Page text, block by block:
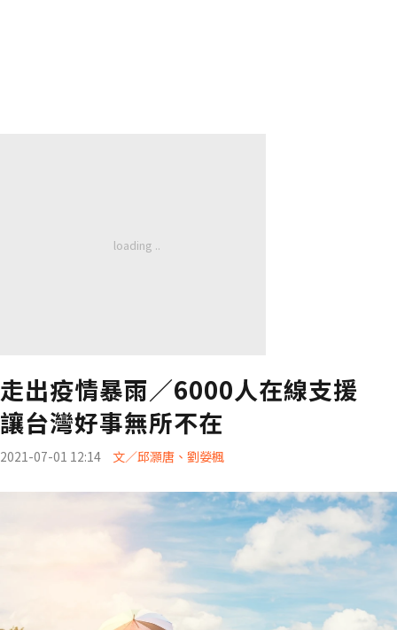
走出疫情暴雨／6000人在線支援
讓台灣好事無所不在
2021-07-01 12:14 文／邱灝唐、劉嫈楓